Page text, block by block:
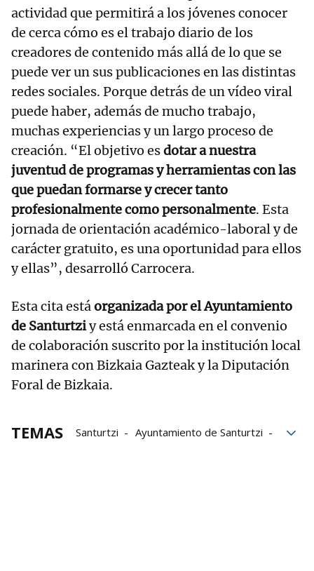
actividad que permitirá a los jóvenes conocer
de cerca cómo es el trabajo diario de los
creadores de contenido más allá de lo que se
puede ver un sus publicaciones en las distintas
redes sociales. Porque detrás de un vídeo viral
puede haber, además de mucho trabajo,
muchas experiencias y un largo proceso de
creación. “El objetivo esdotar a nuestra
juventud de programas y herramientas con las
que puedan formarse y crecer tanto
profesionalmente como personalmente. Esta
jornada de orientación académico-laboral y de
carácter gratuito, es una oportunidad para ellos
y ellas”, desarrolló Carrocera.
Esta cita estáorganizada por el Ayuntamiento
de Santurtziy está enmarcada en el convenio
de colaboración suscrito por la institución local
marinera con Bizkaia Gazteak y la Diputación
Foral de Bizkaia.
TEMAS Santurtzi
Ayuntamiento de Santurtzi